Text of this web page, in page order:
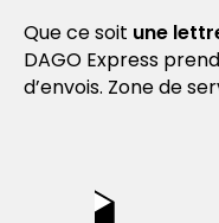
Que ce soit une
DAGO Express
d’envois. Zone de